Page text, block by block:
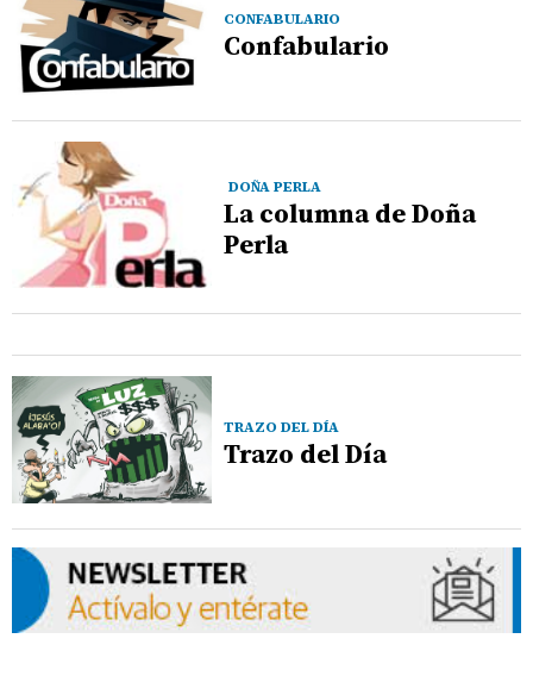
CONFABULARIO
Confabulario
DOÑA PERLA
La columna de Doña
Perla
TRAZO DEL DÍA
Trazo del Día